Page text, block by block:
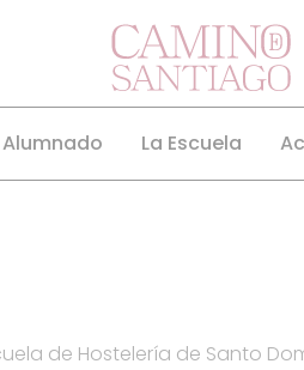
Alumnado La Escuela
de Hostelería de Santo